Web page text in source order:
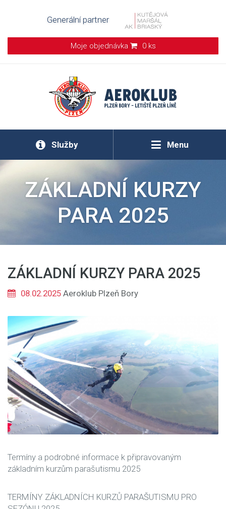
Generální partner
Moje objednávka 0 ks
Menu
Služby
ZÁKLADNÍ KURZY
PARA 2025
ZÁKLADNÍ KURZY PARA 2025
08.02.2025 Aeroklub Plzeň Bory
Termíny a podrobné informace k připravovaným
základním kurzům parašutismu 2025
TERMÍNY ZÁKLADNÍCH KURZŮ PARAŠUTISMU PRO